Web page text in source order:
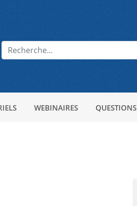
WEBINAIRES